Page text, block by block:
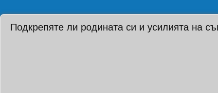
Подкрепяте ли родината си и усилията на